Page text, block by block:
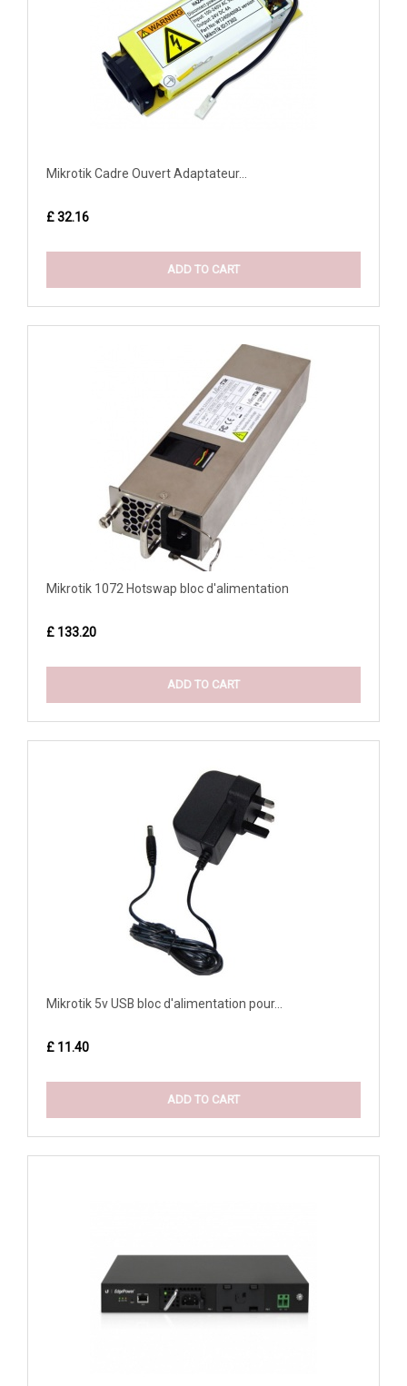
Mikrotik Cadre Ouvert Adaptateur...
£ 32.16
ADD TO CART
Mikrotik 1072 Hotswap bloc d'alimentation
£ 133.20
ADD TO CART
Mikrotik 5v USB bloc d'alimentation pour...
£ 11.40
ADD TO CART